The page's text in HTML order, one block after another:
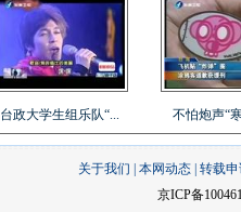
台政大学生组乐队“... 不怕炮声“
关于我们 本网动态 转载
京ICP备